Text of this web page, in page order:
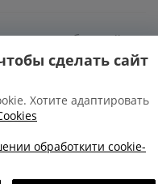
потребителей
горисполкома:
zashchita-prav-
26 97 69;
сделать сайт
Хотите адаптировать
обработкити cookie-